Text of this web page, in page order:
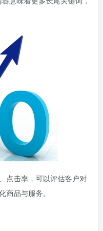
点击率，可以评估客户对
商品与服务。